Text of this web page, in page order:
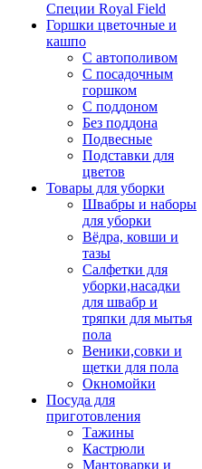
Специи Royal Field
Горшки цветочные и
кашпо
С автополивом
С посадочным
горшком
С поддоном
Без поддона
Подвесные
Подставки для
цветов
Товары для уборки
Швабры и наборы
для уборки
Вёдра, ковши и
тазы
Салфетки для
уборки,насадки
для швабр и
тряпки для мытья
пола
Веники,совки и
щетки для пола
Окномойки
Посуда для
приготовления
Тажины
Кастрюли
Мантоварки и